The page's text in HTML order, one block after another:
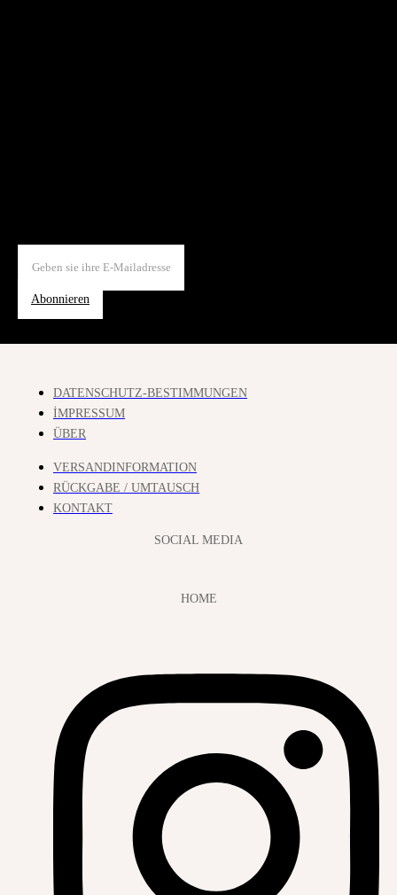
Abonnieren
DATENSCHUTZ-BESTIMMUNGEN
İMPRESSUM
ÜBER
VERSANDINFORMATION
RÜCKGABE / UMTAUSCH
KONTAKT
SOCIAL MEDIA
HOME